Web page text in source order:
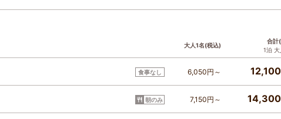
大人1名(税込)
合計
1泊
食事なし 6,050円～ 12,100
朝のみ 7,150円～ 14,300